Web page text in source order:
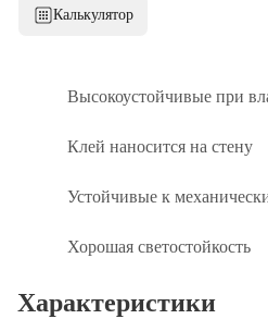
Калькулятор
Характеристики
Высокоустойчивые при
Клей наносится на стену
Устойчивые к
Хорошая светостойкость